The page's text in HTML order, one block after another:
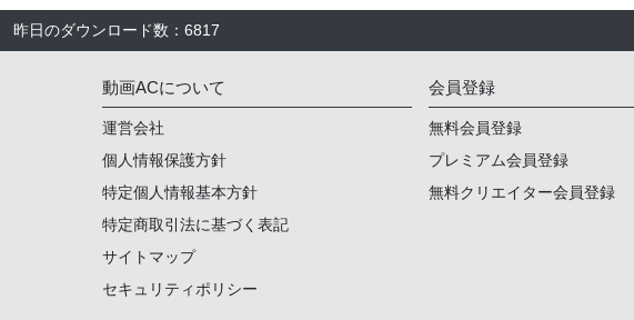
昨日のダウンロード数 ： 6817
動画ACについて
運営会社
個人情報保護方針
特定個人情報基本方針
特定商取引法に基づく表記
サイトマップ
セキュリティポリシー
会員登録
無料会員登録
プレミアム会員登録
無料クリエイター会員登録